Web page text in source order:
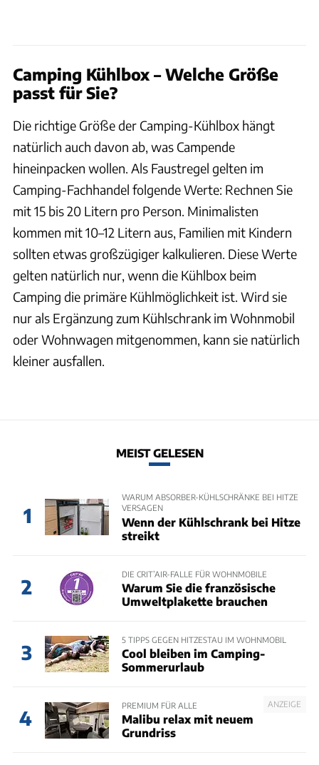
Camping Kühlbox – Welche Größe
passt für Sie?
Die richtige Größe der Camping-Kühlbox hängt
natürlich auch davon ab, was Campende
hineinpacken wollen. Als Faustregel gelten im
Camping-Fachhandel folgende Werte: Rechnen Sie
mit 15 bis 20 Litern pro Person. Minimalisten
kommen mit 10–12 Litern aus, Familien mit Kindern
sollten etwas großzügiger kalkulieren. Diese Werte
gelten natürlich nur, wenn die Kühlbox beim
Camping die primäre Kühlmöglichkeit ist. Wird sie
nur als Ergänzung zum Kühlschrank im Wohnmobil
oder Wohnwagen mitgenommen, kann sie natürlich
kleiner ausfallen.
MEIST GELESEN
1
WARUM ABSORBER-KÜHLSCHRÄNKE BEI HITZE
VERSAGEN
Wenn der Kühlschrank bei Hitze
streikt
2
DIE CRIT’AIR-FALLE FÜR WOHNMOBILE
Warum Sie die französische
Umweltplakette brauchen
3
5 TIPPS GEGEN HITZESTAU IM WOHNMOBIL
Cool bleiben im Camping-
Sommerurlaub
4
ANZEIGE
PREMIUM FÜR ALLE
Malibu relax mit neuem
Grundriss